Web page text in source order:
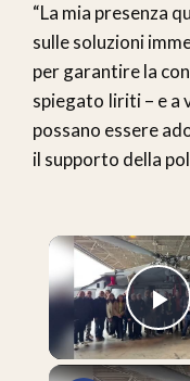
“La mia presenza
sulle soluzioni
per garantire la
spiegato Iiriti – e a
possano essere
il supporto della